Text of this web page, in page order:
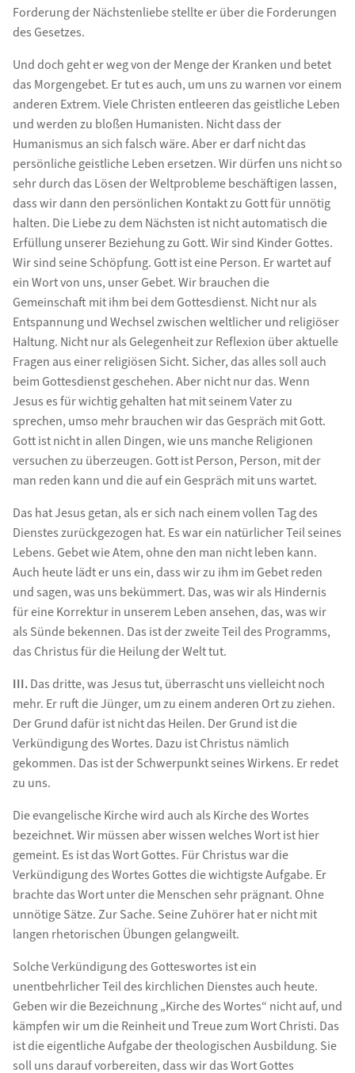
Forderung der Nächstenliebe stellte er über die Forderungen
des Gesetzes.
Und doch geht er weg von der Menge der Kranken und betet
das Morgengebet. Er tut es auch, um uns zu warnen vor einem
anderen Extrem. Viele Christen entleeren das geistliche Leben
und werden zu bloßen Humanisten. Nicht dass der
Humanismus an sich falsch wäre. Aber er darf nicht das
persönliche geistliche Leben ersetzen. Wir dürfen uns nicht so
sehr durch das Lösen der Weltprobleme beschäftigen lassen,
dass wir dann den persönlichen Kontakt zu Gott für unnötig
halten. Die Liebe zu dem Nächsten ist nicht automatisch die
Erfüllung unserer Beziehung zu Gott. Wir sind Kinder Gottes.
Wir sind seine Schöpfung. Gott ist eine Person. Er wartet auf
ein Wort von uns, unser Gebet. Wir brauchen die
Gemeinschaft mit ihm bei dem Gottesdienst. Nicht nur als
Entspannung und Wechsel zwischen weltlicher und religiöser
Haltung. Nicht nur als Gelegenheit zur Reflexion über aktuelle
Fragen aus einer religiösen Sicht. Sicher, das alles soll auch
beim Gottesdienst geschehen. Aber nicht nur das. Wenn
Jesus es für wichtig gehalten hat mit seinem Vater zu
sprechen, umso mehr brauchen wir das Gespräch mit Gott.
Gott ist nicht in allen Dingen, wie uns manche Religionen
versuchen zu überzeugen. Gott ist Person, Person, mit der
man reden kann und die auf ein Gespräch mit uns wartet.
Das hat Jesus getan, als er sich nach einem vollen Tag des
Dienstes zurückgezogen hat. Es war ein natürlicher Teil seines
Lebens. Gebet wie Atem, ohne den man nicht leben kann.
Auch heute lädt er uns ein, dass wir zu ihm im Gebet reden
und sagen, was uns bekümmert. Das, was wir als Hindernis
für eine Korrektur in unserem Leben ansehen, das, was wir
als Sünde bekennen. Das ist der zweite Teil des Programms,
das Christus für die Heilung der Welt tut.
III.Das dritte, was Jesus tut, überrascht uns vielleicht noch
mehr. Er ruft die Jünger, um zu einem anderen Ort zu ziehen.
Der Grund dafür ist nicht das Heilen. Der Grund ist die
Verkündigung des Wortes. Dazu ist Christus nämlich
gekommen. Das ist der Schwerpunkt seines Wirkens. Er redet
zu uns.
Die evangelische Kirche wird auch als Kirche des Wortes
bezeichnet. Wir müssen aber wissen welches Wort ist hier
gemeint. Es ist das Wort Gottes. Für Christus war die
Verkündigung des Wortes Gottes die wichtigste Aufgabe. Er
brachte das Wort unter die Menschen sehr prägnant. Ohne
unnötige Sätze. Zur Sache. Seine Zuhörer hat er nicht mit
langen rhetorischen Übungen gelangweilt.
Solche Verkündigung des Gotteswortes ist ein
unentbehrlicher Teil des kirchlichen Dienstes auch heute.
Geben wir die Bezeichnung „Kirche des Wortes“ nicht auf, und
kämpfen wir um die Reinheit und Treue zum Wort Christi. Das
ist die eigentliche Aufgabe der theologischen Ausbildung. Sie
soll uns darauf vorbereiten, dass wir das Wort Gottes